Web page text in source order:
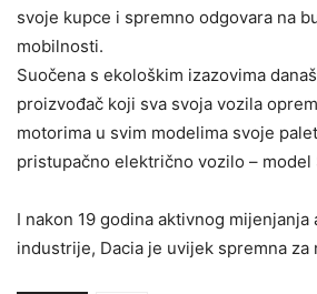
svoje kupce i spremno odgovara na
mobilnosti.
Suočena s ekološkim izazovima
proizvođač koji sva svoja vozila
motorima u svim modelima svoje
pristupačno električno vozilo – model
I nakon 19 godina aktivnog mijenjanja
industrije, Dacia je uvijek spremna za